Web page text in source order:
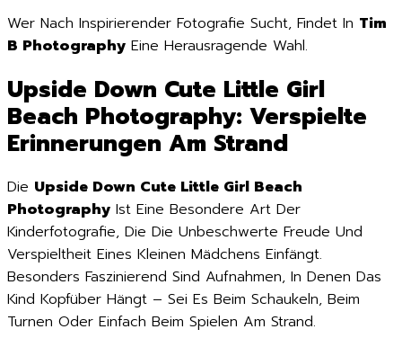
Wer Nach Inspirierender Fotografie Sucht, Findet In Tim
B Photography Eine Herausragende Wahl.
Upside Down Cute Little Girl
Beach Photography: Verspielte
Erinnerungen Am Strand
Die Upside Down Cute Little Girl Beach
Photography Ist Eine Besondere Art Der
Kinderfotografie, Die Die Unbeschwerte Freude Und
Verspieltheit Eines Kleinen Mädchens Einfängt.
Besonders Faszinierend Sind Aufnahmen, In Denen Das
Kind Kopfüber Hängt – Sei Es Beim Schaukeln, Beim
Turnen Oder Einfach Beim Spielen Am Strand.